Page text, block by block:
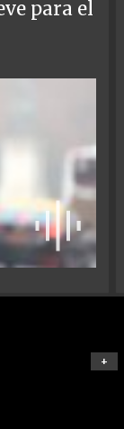
para el
+